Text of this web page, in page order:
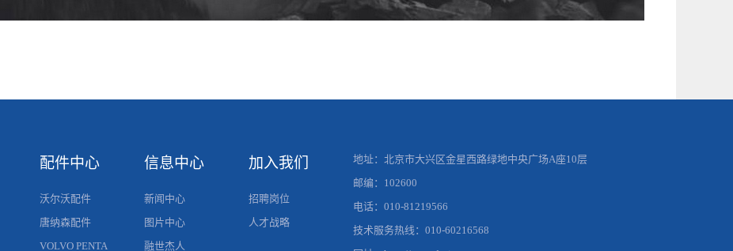
配件中心
沃尔沃配件
唐纳森配件
VOLVO PENTA
信息中心
新闻中心
图片中心
融世杰人
加入我们
招聘岗位
人才战略
地址： 北京市大兴区金星西路绿地中央广场A座10层
邮编： 102600
电话： 010-81219566
技术服务热线： 010-60216568